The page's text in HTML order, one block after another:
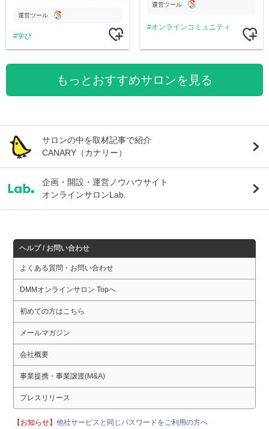
す運営ツール
学び
運営ツール
オンラインコミュニティ
もっとおすすめサロンを見る
サロンの中を取材記事で紹介
CANARY（カナリー）
企画・開設・運営ノウハウサイト
オンラインサロンLab.
ヘルプ / お問い合わせ
よくある質問・お問い合わせ
DMMオンラインサロン Topへ
初めての方はこちら
メールマガジン
会社概要
事業提携・事業譲渡(M&A)
プレスリリース
【お知らせ】他社サービスと同じパスワードをご利用の方へ